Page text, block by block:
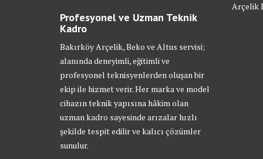
Profesyonel ve Uzman Teknik
Kadro
Bakırköy Arçelik, Beko ve Altus servisi;
alanında deneyimli, eğitimli ve
profesyonel teknisyenlerden oluşan bir
ekip ile hizmet verir. Her marka ve model
cihazın teknik yapısına hâkim olan
uzman kadro sayesinde arızalar hızlı
şekilde tespit edilir ve kalıcı çözümler
sunulur.
Arçelik